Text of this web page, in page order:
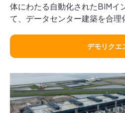
体にわたる自動化されたBIMイ
て、データセンター建築を合理
デモリクエ